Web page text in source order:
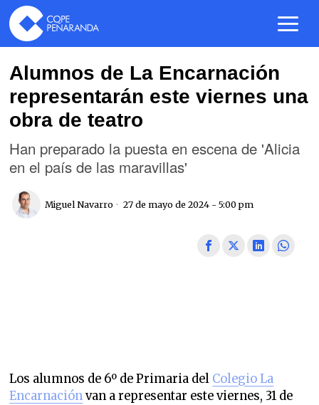
Alumnos de La Encarnación
representarán este viernes una
obra de teatro
Han preparado la puesta en escena de 'Alicia
en el país de las maravillas'
Miguel Navarro 27 de mayo de 2024 - 5:00 pm
Los alumnos de 6º de Primaria del Colegio La
Encarnaciónvan a representar este viernes, 31 de